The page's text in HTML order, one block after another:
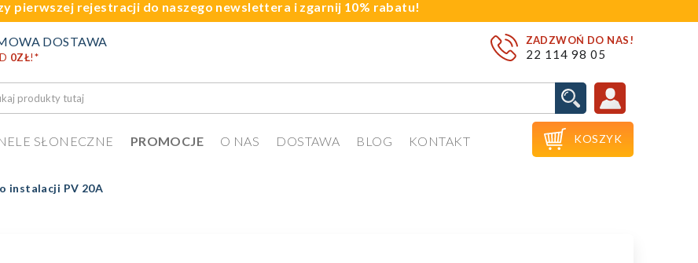
pierwszej rejestracji do naszego newslettera i zgarnij 10% rabatu!
ZADZWOŃ DO NAS!
22 114 98 05
DOSTAWA
0ZŁ!*
SŁONECZNE PROMOCJE O NAS DOSTAWA BLOG KONTAKT  KOSZYK
instalacji PV 20A